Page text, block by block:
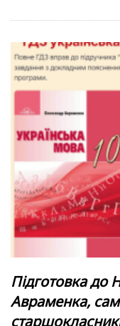
Підготовка до
Авраменка,